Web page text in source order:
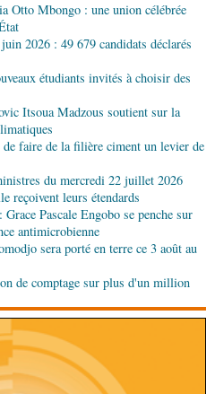
: le visa érigé en
économique et
interdit de participer aux
de la CAF
des jeunes
industriel : visite des
Otto Mbongo : une union célébrée
2026 : 49 679 candidats déclarés
étudiants invités à choisir des
Itsoua Madzous soutient sur la
faire de la filière ciment un levier de
du mercredi 22 juillet 2026
reçoivent leurs étendards
Pascale Engobo se penche sur
antimicrobienne
sera porté en terre ce 3 août au
de comptage sur plus d'un million